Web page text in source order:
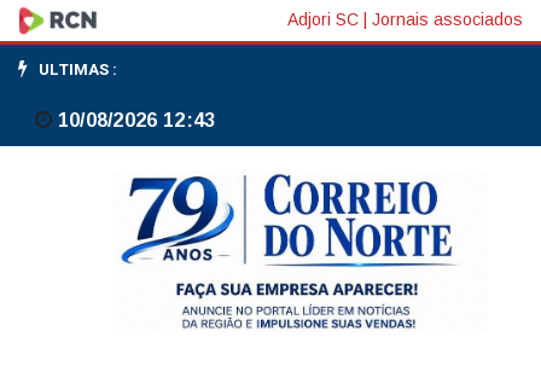
Atacadão
anuncia
escolha
Marcos
Samaha
Adjori SC Jornais associados
ULTIMAS :
10/08/2026 12:43